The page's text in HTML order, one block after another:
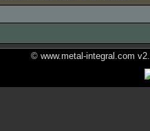
© www.metal-integral.com